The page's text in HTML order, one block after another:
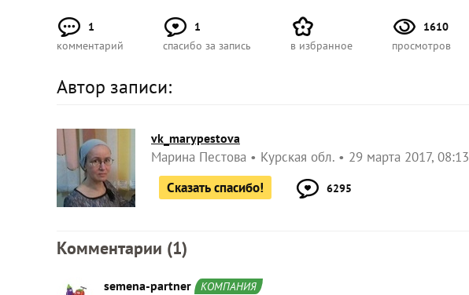
1
комментарий
1
спасибо за запись
в избранное
1610
просмотров
Автор записи:
vk_marypestova
Марина Пестова Курская обл.
29 марта 2017, 08:13
Сказать спасибо!
6295
Комментарии (1)
semena-partner КОМПАНИЯ